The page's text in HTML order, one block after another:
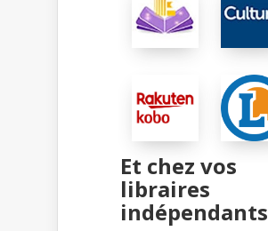
Et chez vos
libraires
indépendants